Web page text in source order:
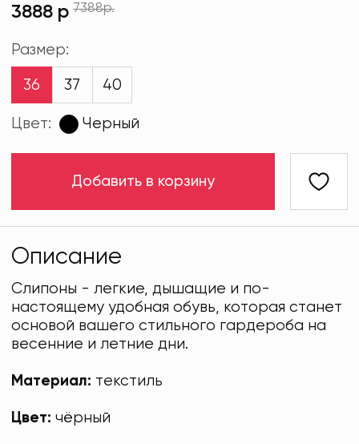
3888 р 7388р.
Размер:
36 37 40
Цвет: Черный
Добавить в корзину
Описание
Слипоны - легкие, дышащие и по-
настоящему удобная обувь, которая станет
основой вашего стильного гардероба на
весенние и летние дни.
Материал: текстиль
Цвет: чёрный